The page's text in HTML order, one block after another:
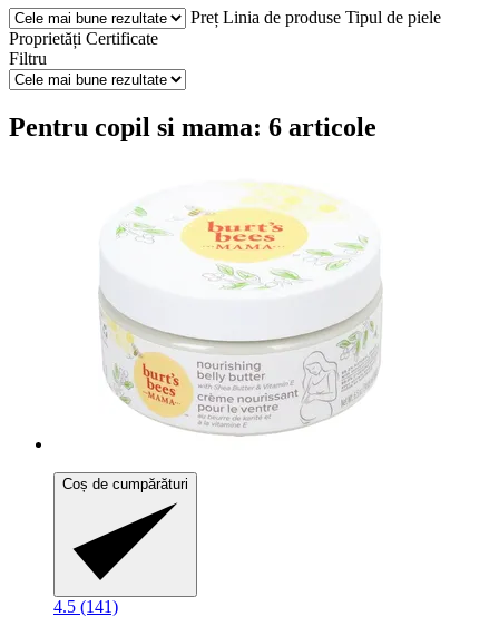
Preț Linia de produse Tipul de piele
Proprietăți Certificate
Filtru
Pentru copil si mama: 6 articole
Coș de cumpărături
4.5 (141)